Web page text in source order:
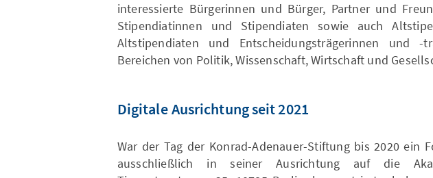
interessierte Bürgerinnen und Bürger, Partner und
Stipendiatinnen und Stipendiaten sowie auch
Altstipendiaten und Entscheidungsträgerinnen und -
Bereichen von Politik, Wissenschaft, Wirtschaft und
Digitale Ausrichtung seit 2021
War der Tag der Konrad-Adenauer-Stiftung bis 2020 ein
ausschließlich in seiner Ausrichtung auf die